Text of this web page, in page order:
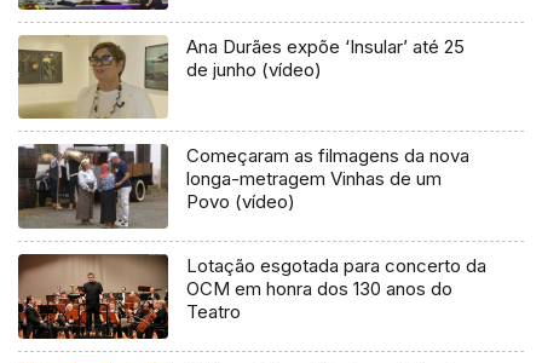
Ana Durães expõe ‘Insular’ até 25
de junho (vídeo)
Começaram as filmagens da nova
longa-metragem Vinhas de um
Povo (vídeo)
Lotação esgotada para concerto da
OCM em honra dos 130 anos do
Teatro